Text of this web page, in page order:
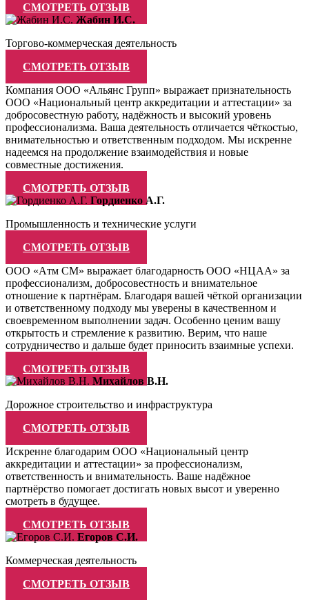
СМОТРЕТЬ ОТЗЫВ
Жабин И.С.
Торгово-коммерческая деятельность
СМОТРЕТЬ ОТЗЫВ
Компания ООО «Альянс Групп» выражает признательность
ООО «Национальный центр аккредитации и аттестации» за
добросовестную работу, надёжность и высокий уровень
профессионализма. Ваша деятельность отличается чёткостью,
внимательностью и ответственным подходом. Мы искренне
надеемся на продолжение взаимодействия и новые
совместные достижения.
СМОТРЕТЬ ОТЗЫВ
Гордиенко А.Г.
Промышленность и технические услуги
СМОТРЕТЬ ОТЗЫВ
ООО «Атм СМ» выражает благодарность ООО «НЦАА» за
профессионализм, добросовестность и внимательное
отношение к партнёрам. Благодаря вашей чёткой организации
и ответственному подходу мы уверены в качественном и
своевременном выполнении задач. Особенно ценим вашу
открытость и стремление к развитию. Верим, что наше
сотрудничество и дальше будет приносить взаимные успехи.
СМОТРЕТЬ ОТЗЫВ
Михайлов В.Н.
Дорожное строительство и инфраструктура
СМОТРЕТЬ ОТЗЫВ
Искренне благодарим ООО «Национальный центр
аккредитации и аттестации» за профессионализм,
ответственность и внимательность. Ваше надёжное
партнёрство помогает достигать новых высот и уверенно
смотреть в будущее.
СМОТРЕТЬ ОТЗЫВ
Егоров С.И.
Коммерческая деятельность
СМОТРЕТЬ ОТЗЫВ